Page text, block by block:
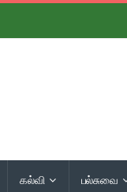
கல்வி பல்சுவை